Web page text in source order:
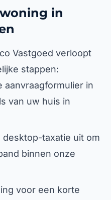
in
Vastgoed verloopt
stappen:
aanvraagformulier in
van uw huis in
taxatie uit om
binnen onze
voor een korte